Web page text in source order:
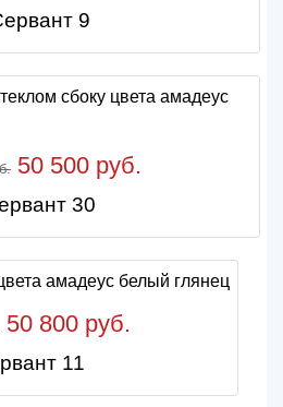
9
50 500 руб.
30
50 800 руб.
11